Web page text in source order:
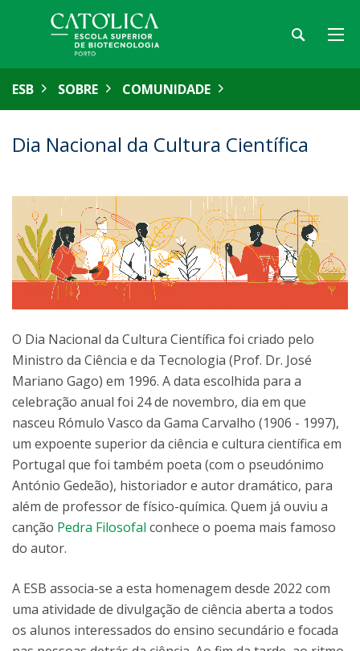
ESB SOBRE COMUNIDADE
Dia Nacional da Cultura Científica
O Dia Nacional da Cultura Científica foi criado pelo
Ministro da Ciência e da Tecnologia (Prof. Dr. José
Mariano Gago) em 1996. A data escolhida para a
celebração anual foi 24 de novembro, dia em que
nasceu Rómulo Vasco da Gama Carvalho (1906 - 1997),
um expoente superior da ciência e cultura científica em
Portugal que foi também poeta (com o pseudónimo
António Gedeão), historiador e autor dramático, para
além de professor de físico-química. Quem já ouviu a
canção Pedra Filosofal conhece o poema mais famoso
do autor.
A ESB associa-se a esta homenagem desde 2022 com
uma atividade de divulgação de ciência aberta a todos
os alunos interessados do ensino secundário e focada